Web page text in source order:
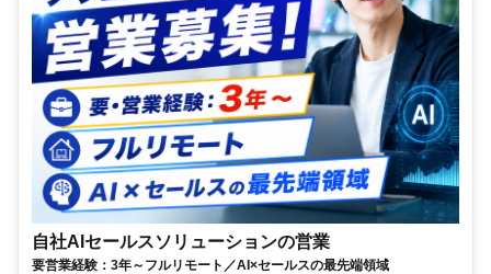
自社AIセールスソリューションの営業
要営業経験：3年～フルリモート／AI×セールスの最先端領域